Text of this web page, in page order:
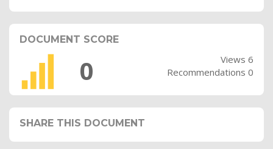
DOCUMENT SCORE
0
Views 6
Recommendations 0
SHARE THIS DOCUMENT